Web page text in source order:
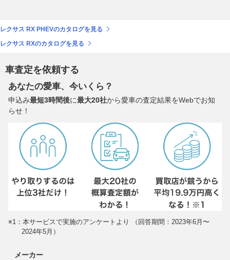
レクサス RX PHEVのカタログを見る
レクサス RXのカタログを見る
車査定を依頼する
あなたの愛車、今いくら？
申込み最短3時間後に最大20社から愛車の査定結果をWebでお知
らせ！
※1：本サービスで実施のアンケートより （回答期間：2023年6月〜
2024年5月）
メーカー